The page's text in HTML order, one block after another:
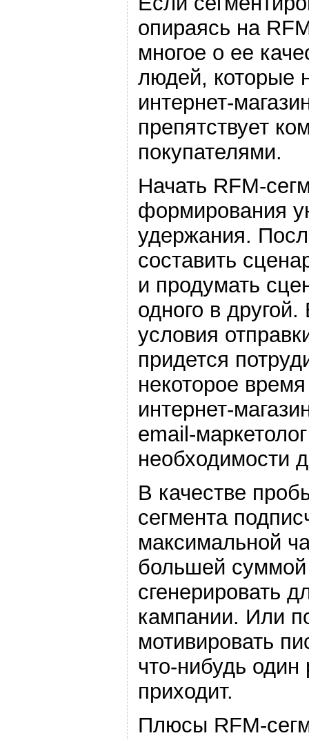
опираясь на
многое о ее
людей, которые
интернет-
препятствует
покупателями.
Начать RFM-
формирования
удержания.
составить
и продумать
одного в
условия
придется
некоторое
интернет-
email-
необходимости
В качестве
сегмента
максимальной
большей
сгенерировать
кампании. Или
мотивировать
что-нибудь
приходит.
Плюсы RFM-